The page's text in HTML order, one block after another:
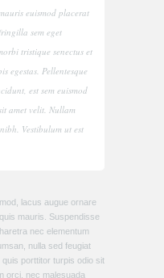
euismod placerat
sem eget
tristique senectus et
egestas. Pellentesque
est sem euismod
amet velit. Nullam
Vestibulum ut est
lacus augue ornare
mauris. Suspendisse
nec elementum
nulla sed feugiat
porttitor turpis odio sit
orci, nec malesuada